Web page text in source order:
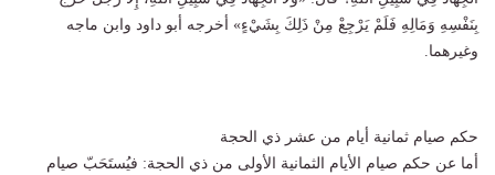
بِنَفْسِهِ وَمَالِهِ فَلَمْ يَرْجِعْ مِنْ ذَلِكَ بِشَيْءٍ» أخرجه أبو داود وابن ماجه
وغيرهما.
حكم صيام ثمانية أيام من عشر ذي الحجة
أما عن حكم صيام الأيام الثمانية الأولى من ذي الحجة: فيُستَحَبّ صيام